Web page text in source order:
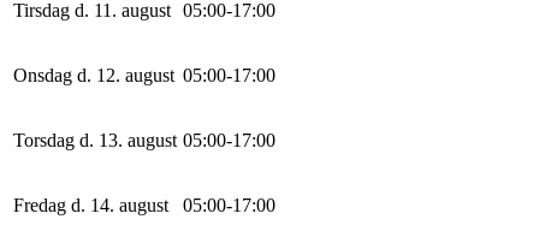
Tirsdag d. 11. august 05:00-17:00
Onsdag d. 12. august 05:00-17:00
Torsdag d. 13. august 05:00-17:00
Fredag d. 14. august 05:00-17:00